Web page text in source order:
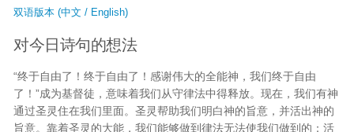
双语版本 (中文 / English)
对今日诗句的想法
“终于自由了！终于自由了！感谢伟大的全能神，我们终于自由
了！”成为基督徒，意味着我们从守律法中得释放。现在，我们有神
通过圣灵住在我们里面。圣灵帮助我们明白神的旨意，并活出神的
旨意。靠着圣灵的大能，我们能够做到律法无法使我们做到的：活